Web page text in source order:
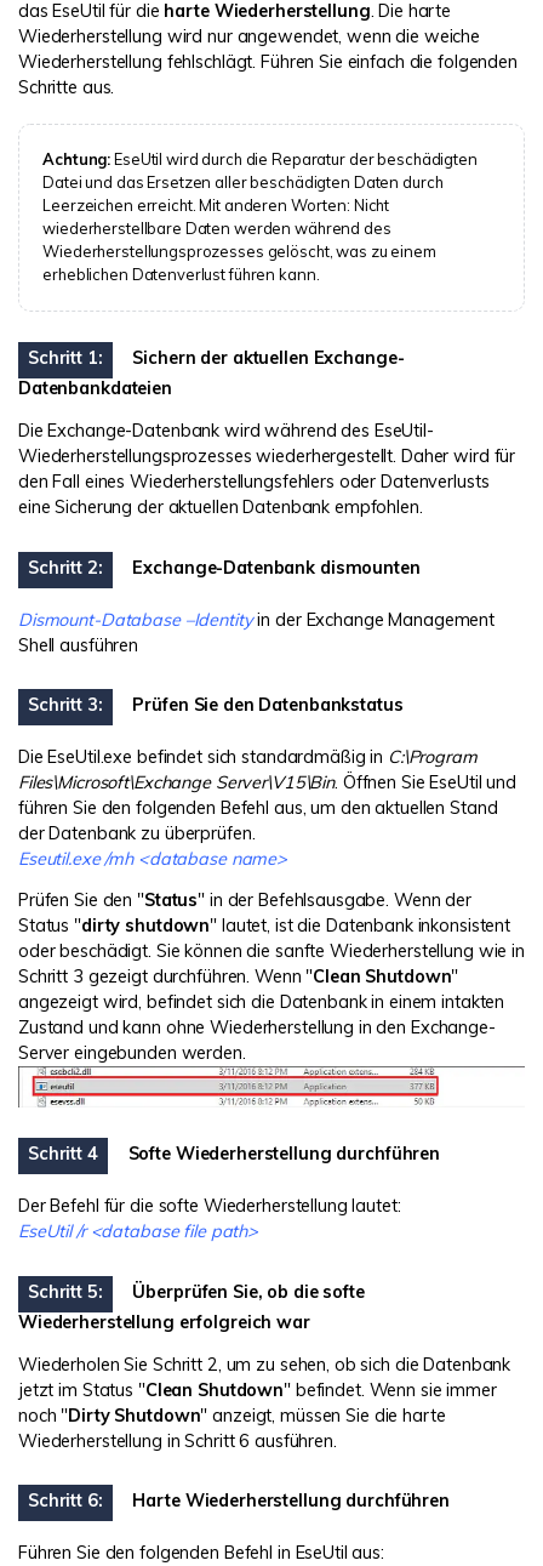
das EseUtil für die harte Wiederherstellung. Die harte
Wiederherstellung wird nur angewendet, wenn die weiche
Wiederherstellung fehlschlägt. Führen Sie einfach die folgenden
Schritte aus.
Achtung:EseUtil wird durch die Reparatur der beschädigten
Datei und das Ersetzen aller beschädigten Daten durch
Leerzeichen erreicht. Mit anderen Worten: Nicht
wiederherstellbare Daten werden während des
Wiederherstellungsprozesses gelöscht, was zu einem
erheblichen Datenverlust führen kann.
Schritt 1:
Sichern der aktuellen Exchange-
Datenbankdateien
Die Exchange-Datenbank wird während des EseUtil-
Wiederherstellungsprozesses wiederhergestellt. Daher wird für
den Fall eines Wiederherstellungsfehlers oder Datenverlusts
eine Sicherung der aktuellen Datenbank empfohlen.
Schritt 2: Exchange-Datenbank dismounten
Dismount-Database –Identityin der Exchange Management
Shell ausführen
Schritt 3: Prüfen Sie den Datenbankstatus
Die EseUtil.exe befindet sich standardmäßig in C:\Program
Files\Microsoft\Exchange Server\V15\Bin. Öffnen Sie EseUtil und
führen Sie den folgenden Befehl aus, um den aktuellen Stand
der Datenbank zu überprüfen.
Eseutil.exe /mh <database name>
Prüfen Sie den "Status" in der Befehlsausgabe. Wenn der
Status "dirty shutdown" lautet, ist die Datenbank inkonsistent
oder beschädigt. Sie können die sanfte Wiederherstellung wie in
Schritt 3 gezeigt durchführen. Wenn "Clean Shutdown"
angezeigt wird, befindet sich die Datenbank in einem intakten
Zustand und kann ohne Wiederherstellung in den Exchange-
Server eingebunden werden.
Schritt 4 Softe Wiederherstellung durchführen
Der Befehl für die softe Wiederherstellung lautet:
EseUtil /r <database file path>
Schritt 5:
Überprüfen Sie, ob die softe
Wiederherstellung erfolgreich war
Wiederholen Sie Schritt 2, um zu sehen, ob sich die Datenbank
jetzt im Status "Clean Shutdown" befindet. Wenn sie immer
noch "Dirty Shutdown" anzeigt, müssen Sie die harte
Wiederherstellung in Schritt 6 ausführen.
Schritt 6: Harte Wiederherstellung durchführen
Führen Sie den folgenden Befehl in EseUtil aus: